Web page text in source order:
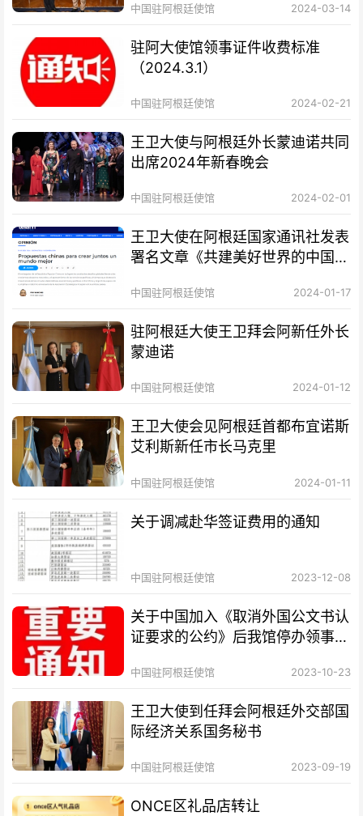
中国驻阿根廷使馆 2024-03-14
驻阿大使馆领事证件收费标准
（2024.3.1）
中国驻阿根廷使馆 2024-02-21
王卫大使与阿根廷外长蒙迪诺共同
出席2024年新春晚会
中国驻阿根廷使馆 2024-02-01
王卫大使在阿根廷国家通讯社发表
署名文章《共建美好世界的中国方
中国驻阿根廷使馆 2024-01-17
驻阿根廷大使王卫拜会阿新任外长
蒙迪诺
中国驻阿根廷使馆 2024-01-12
王卫大使会见阿根廷首都布宜诺斯
艾利斯新任市长马克里
中国驻阿根廷使馆 2024-01-11
关于调减赴华签证费用的通知
中国驻阿根廷使馆 2023-12-08
关于中国加入《取消外国公文书认
证要求的公约》后我馆停办领事认
中国驻阿根廷使馆 2023-10-23
王卫大使到任拜会阿根廷外交部国
际经济关系国务秘书
中国驻阿根廷使馆 2023-09-19
ONCE区礼品店转让